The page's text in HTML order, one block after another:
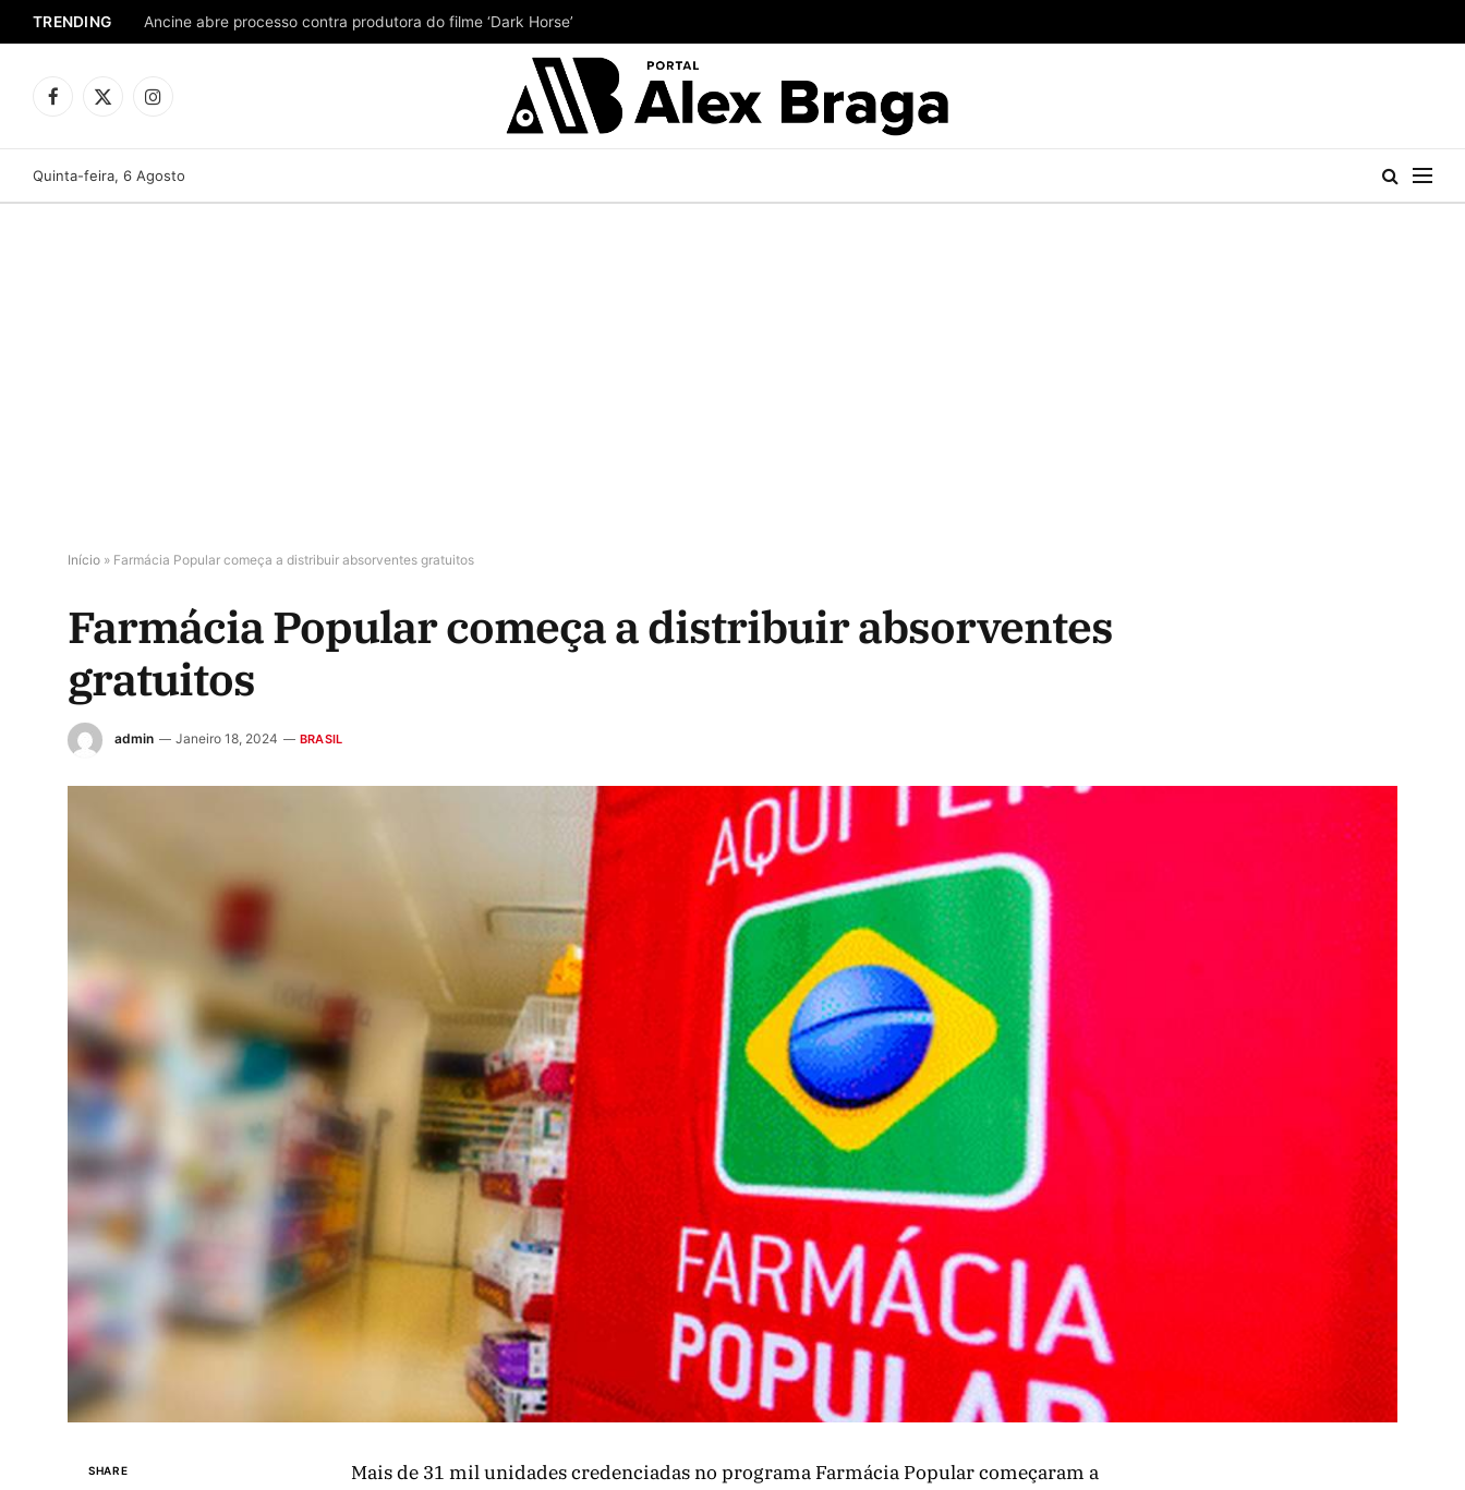
TRENDING Ancine abre processo contra produtora do filme ‘Dark Horse’
Facebook
X
Instagram
Quinta-feira, 6 Agosto
Início » Farmácia Popular começa a distribuir absorventes gratuitos
Farmácia Popular começa a distribuir absorventes
gratuitos
admin Janeiro 18, 2024 BRASIL
SHARE
Mais de 31 mil unidades credenciadas no programa Farmácia Popular começaram a